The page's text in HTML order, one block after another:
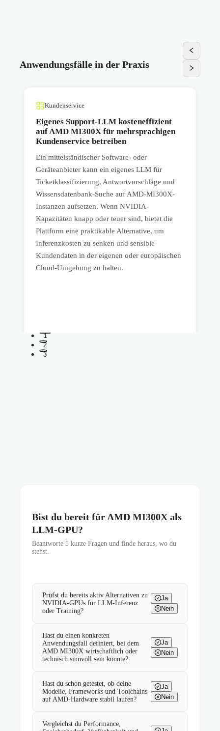
Anwendungsfälle in der Praxis
Kundenservice
Eigenes Support-LLM kosteneffizient
auf AMD MI300X für mehrsprachigen
Kundenservice betreiben
Ein mittelständischer Software- oder
Geräteanbieter kann ein eigenes LLM für
Ticketklassifizierung, Antwortvorschläge und
Wissensdatenbank-Suche auf AMD-MI300X-
Instanzen aufsetzen. Wenn NVIDIA-
Kapazitäten knapp oder teuer sind, bietet die
Plattform eine praktikable Alternative, um
Inferenzkosten zu senken und sensible
Kundendaten in der eigenen oder europäischen
Cloud-Umgebung zu halten.
1
2
3
Bist du bereit für AMD MI300X als
LLM-GPU?
Beantworte 5 kurze Fragen und finde heraus, wo du
stehst.
Prüfst du bereits aktiv Alternativen zu
NVIDIA-GPUs für LLM-Inferenz
oder Training?
Ja
Nein
Hast du einen konkreten
Anwendungsfall definiert, bei dem
AMD MI300X wirtschaftlich oder
technisch sinnvoll sein könnte?
Ja
Nein
Hast du schon getestet, ob deine
Modelle, Frameworks und Toolchains
auf AMD-Hardware stabil laufen?
Ja
Nein
Vergleichst du Performance,